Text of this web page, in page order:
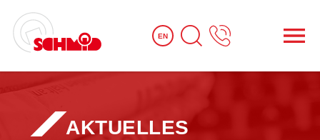
EN
AKTUELLES